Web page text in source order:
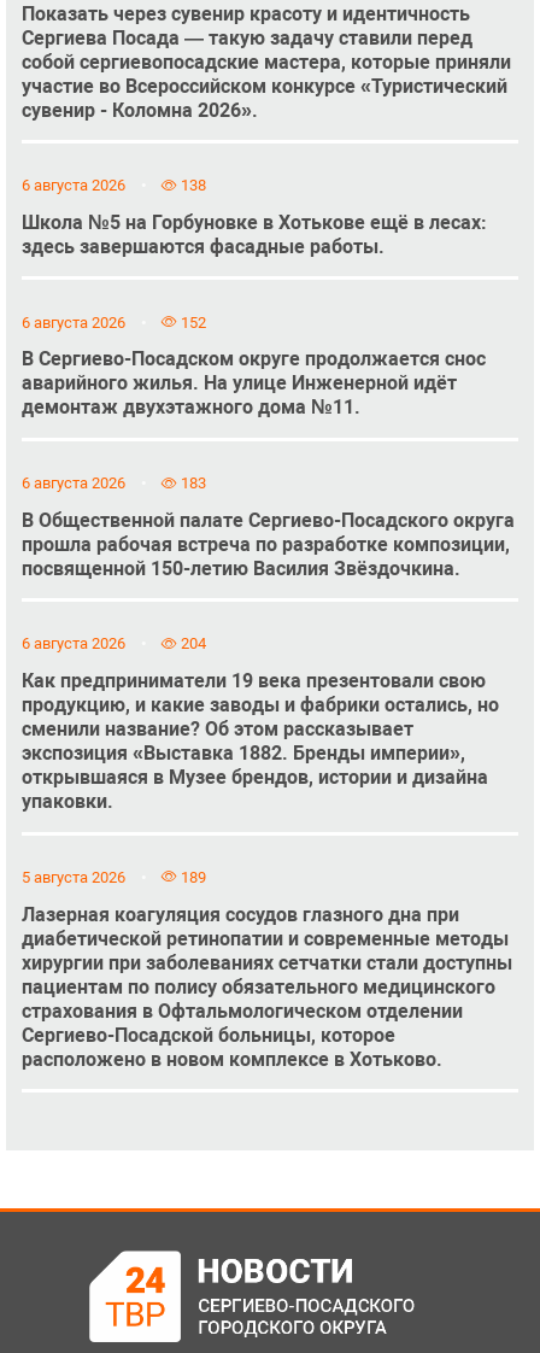
Показать через сувенир красоту и идентичность
Сергиева Посада — такую задачу ставили перед
собой сергиевопосадские мастера, которые приняли
участие во Всероссийском конкурсе «Туристический
сувенир - Коломна 2026».
6 августа 2026 138
Школа №5 на Горбуновке в Хотькове ещё в лесах:
здесь завершаются фасадные работы.
6 августа 2026 152
В Сергиево-Посадском округе продолжается снос
аварийного жилья. На улице Инженерной идёт
демонтаж двухэтажного дома №11.
6 августа 2026 183
В Общественной палате Сергиево-Посадского округа
прошла рабочая встреча по разработке композиции,
посвященной 150-летию Василия Звёздочкина.
6 августа 2026 204
Как предприниматели 19 века презентовали свою
продукцию, и какие заводы и фабрики остались, но
сменили название? Об этом рассказывает
экспозиция «Выставка 1882. Бренды империи»,
открывшаяся в Музее брендов, истории и дизайна
упаковки.
5 августа 2026 189
Лазерная коагуляция сосудов глазного дна при
диабетической ретинопатии и современные методы
хирургии при заболеваниях сетчатки стали доступны
пациентам по полису обязательного медицинского
страхования в Офтальмологическом отделении
Сергиево-Посадской больницы, которое
расположено в новом комплексе в Хотьково.